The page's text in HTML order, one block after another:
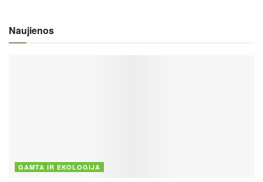
Naujienos
GAMTA IR EKOLOGIJA